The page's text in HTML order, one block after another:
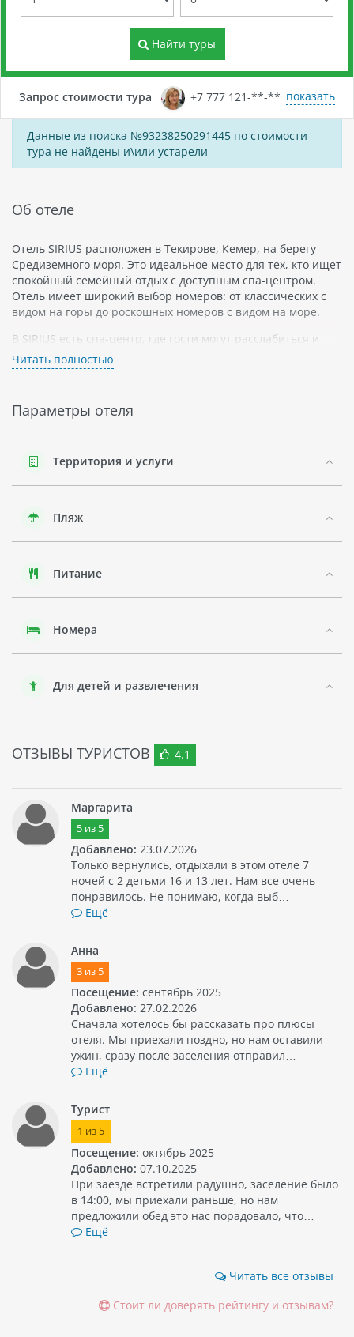
Найти туры
Запрос стоимости тура +7 777 121-**-** показать
Данные из поиска №93238250291445 по стоимости
тура не найдены и\или устарели
Об отеле
Отель SIRIUS расположен в Текирове, Кемер, на берегу
Средиземного моря. Это идеальное место для тех, кто ищет
спокойный семейный отдых с доступным спа-центром.
Отель имеет широкий выбор номеров: от классических с
видом на горы до роскошных номеров с видом на море.
В SIRIUS есть спа-центр, где гости могут расслабиться и
насладиться различными услугами от массажа до
гидротерапии. Для детей имеется площадка и детский
Пляж в отеле SIRIUS является частным и оборудованным
Отель SIRIUS - это идеальное место для тех, кто хочет
провести время на природе вдали от шумных городов.
Читать полностью
Параметры отеля
Территория и услуги
Пляж
Питание
Номера
Для детей и развлечения
ОТЗЫВЫ ТУРИСТОВ 4.1
Маргарита
5из 5
Добавлено: 23.07.2026
Только вернулись, отдыхали в этом отеле 7
ночей с 2 детьми 16 и 13 лет. Нам все очень
понравилось. Не понимаю, когда выб…
Ещё
Анна
3из 5
Посещение: сентябрь 2025
Добавлено: 27.02.2026
Сначала хотелось бы рассказать про плюсы
отеля. Мы приехали поздно, но нам оставили
ужин, сразу после заселения отправил…
Ещё
Турист
1 из 5
Посещение: октябрь 2025
Добавлено: 07.10.2025
При заезде встретили радушно, заселение было
в 14:00, мы приехали раньше, но нам
предложили обед это нас порадовало, что…
Ещё
Читать все отзывы
Стоит ли доверять рейтингу и отзывам?